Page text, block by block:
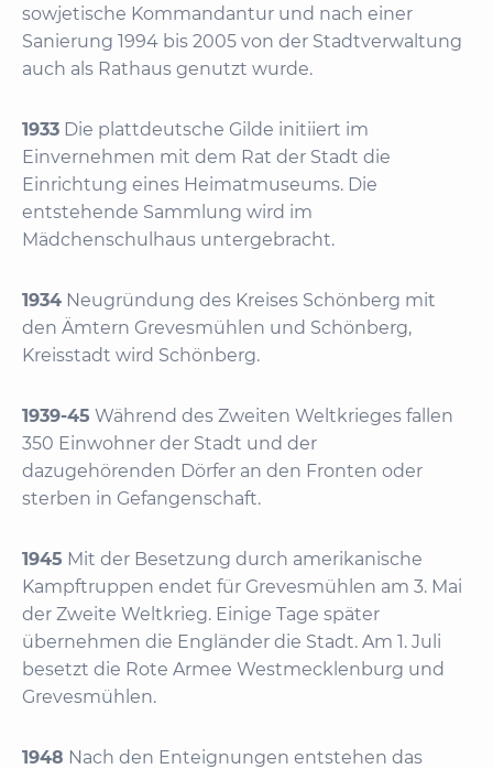
sowjetische Kommandantur und nach einer
Sanierung 1994 bis 2005 von der Stadtverwaltung
auch als Rathaus genutzt wurde.
1933 Die plattdeutsche Gilde initiiert im
Einvernehmen mit dem Rat der Stadt die
Einrichtung eines Heimatmuseums. Die
entstehende Sammlung wird im
Mädchenschulhaus untergebracht.
1934 Neugründung des Kreises Schönberg mit
den Ämtern Grevesmühlen und Schönberg,
Kreisstadt wird Schönberg.
1939-45 Während des Zweiten Weltkrieges fallen
350 Einwohner der Stadt und der
dazugehörenden Dörfer an den Fronten oder
sterben in Gefangenschaft.
1945 Mit der Besetzung durch amerikanische
Kampftruppen endet für Grevesmühlen am 3. Mai
der Zweite Weltkrieg. Einige Tage später
übernehmen die Engländer die Stadt. Am 1. Juli
besetzt die Rote Armee Westmecklenburg und
Grevesmühlen.
1948 Nach den Enteignungen entstehen das